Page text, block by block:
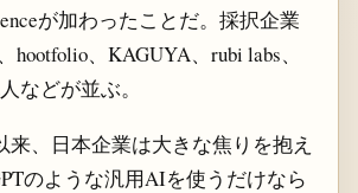
が加わったことだ。採択企業
hootfolio、KAGUYA、rubi labs、
などが並ぶ。
、日本企業は大きな焦りを抱え
のような汎用AIを使うだけなら